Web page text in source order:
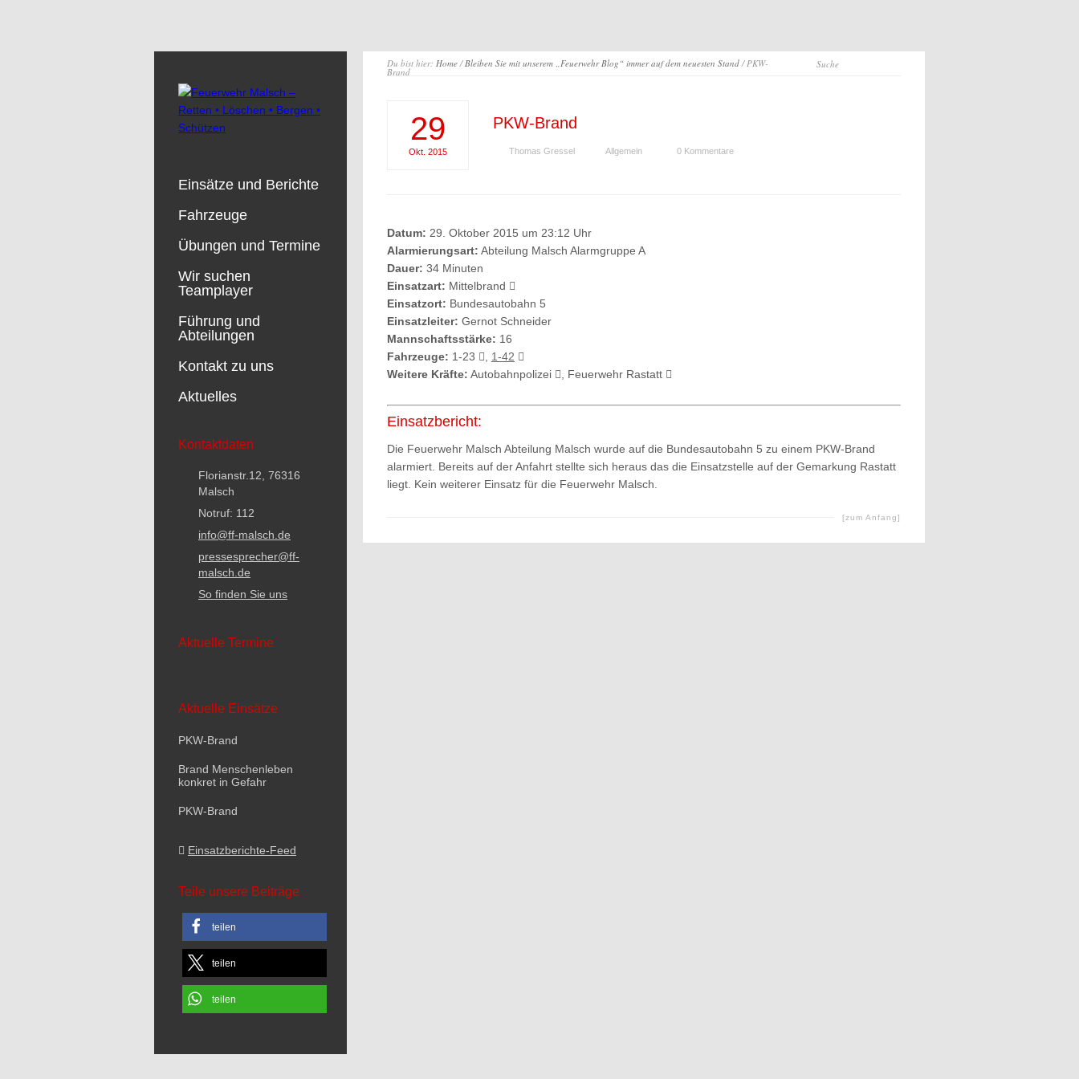
Du bist hier: Home/Bleiben Sie mit unserem „Feuerwehr Blog“ immer auf dem neuesten Stand/ PKW-
Brand
29
Okt. 2015
PKW-Brand
Thomas Gressel Allgemein 0 Kommentare
Datum: 29. Oktober 2015 um 23:12 Uhr
Alarmierungsart: Abteilung Malsch Alarmgruppe A
Dauer: 34 Minuten
Einsatzart: Mittelbrand
Einsatzort: Bundesautobahn 5
Einsatzleiter: Gernot Schneider
Mannschaftsstärke: 16
Fahrzeuge: 1-23
1-42
Weitere Kräfte: Autobahnpolizei , Feuerwehr Rastatt
Einsatzbericht:
Die Feuerwehr Malsch Abteilung Malsch wurde auf die Bundesautobahn 5 zu einem PKW-Brand
alarmiert. Bereits auf der Anfahrt stellte sich heraus das die Einsatzstelle auf der Gemarkung Rastatt
liegt. Kein weiterer Einsatz für die Feuerwehr Malsch.
[zum Anfang]
Einsätze und Berichte
Fahrzeuge
Übungen und Termine
Wir suchen
Teamplayer
Führung und
Abteilungen
Kontakt zu uns
Aktuelles
Kontaktdaten
Florianstr.12, 76316
Malsch
Notruf: 112
info@ff-malsch.de
pressesprecher@ff-
malsch.de
So finden Sie uns
Aktuelle Termine
Aktuelle Einsätze
PKW-Brand
Brand Menschenleben
konkret in Gefahr
PKW-Brand
Einsatzberichte-Feed
Teile unsere Beiträge
teilen
teilen
teilen